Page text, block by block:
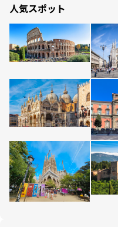
人気スポット